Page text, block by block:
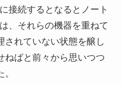
接続するとなるとノート
、それらの機器を重ねて
されていない状態を醸し
ねばと前々から思いつつ